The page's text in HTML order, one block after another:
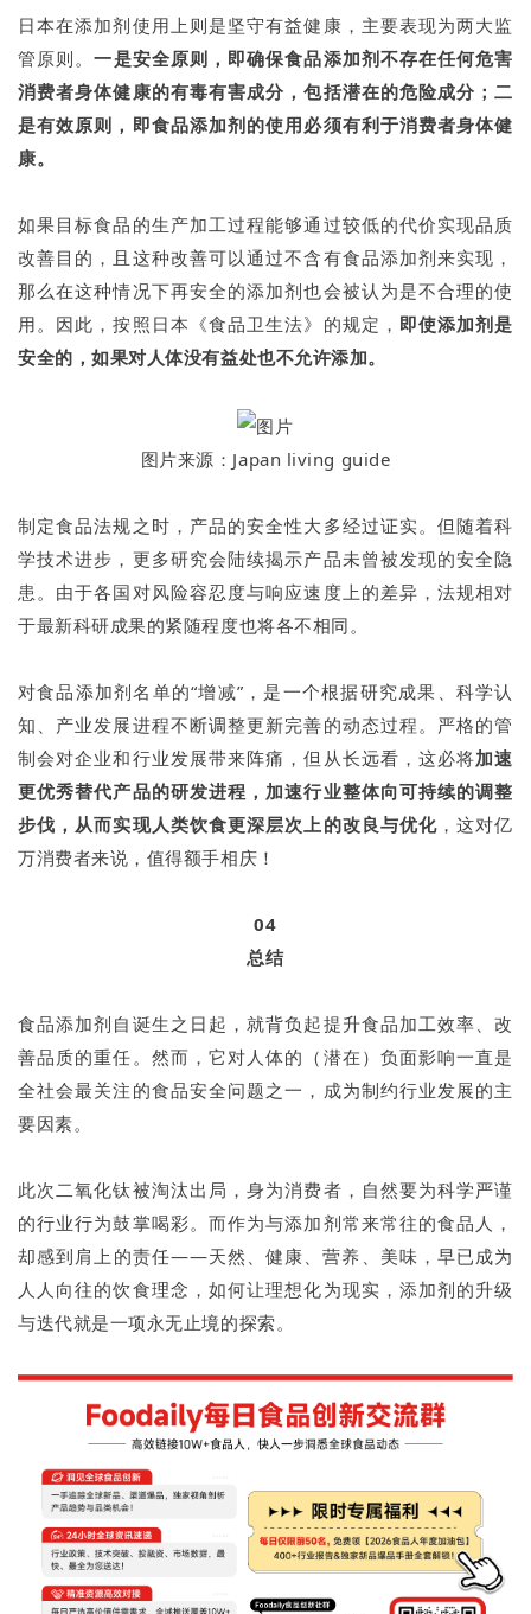
日本在添加剂使用上则是坚守有益健康，主要表现为两大监
管原则。一是安全原则，即确保食品添加剂不存在任何危害
消费者身体健康的有毒有害成分，包括潜在的危险成分；二
是有效原则，即食品添加剂的使用必须有利于消费者身体健
康。
如果目标食品的生产加工过程能够通过较低的代价实现品质
改善目的，且这种改善可以通过不含有食品添加剂来实现，
那么在这种情况下再安全的添加剂也会被认为是不合理的使
用。因此，按照日本《食品卫生法》的规定， 即使添加剂是
安全的，如果对人体没有益处也不允许添加。
图片来源：Japan living guide
制定食品法规之时，产品的安全性大多经过证实。但随着科
学技术进步，更多研究会陆续揭示产品未曾被发现的安全隐
患。由于各国对风险容忍度与响应速度上的差异，法规相对
于最新科研成果的紧随程度也将各不相同。
对食品添加剂名单的“增减”，是一个根据研究成果、科学认
知、产业发展进程不断调整更新完善的动态过程。严格的管
制会对企业和行业发展带来阵痛，但从长远看，这必将加速
更优秀替代产品的研发进程，加速行业整体向可持续的调整
步伐，从而实现人类饮食更深层次上的改良与优化 ，这对亿
万消费者来说，值得额手相庆！
04
总结
食品添加剂自诞生之日起，就背负起提升食品加工效率、改
善品质的重任。然而，它对人体的（潜在）负面影响一直是
全社会最关注的食品安全问题之一，成为制约行业发展的主
要因素。
此次二氧化钛被淘汰出局，身为消费者，自然要为科学严谨
的行业行为鼓掌喝彩。而作为与添加剂常来常往的食品人，
却感到肩上的责任——天然、健康、营养、美味，早已成为
人人向往的饮食理念，如何让理想化为现实，添加剂的升级
与迭代就是一项永无止境的探索。